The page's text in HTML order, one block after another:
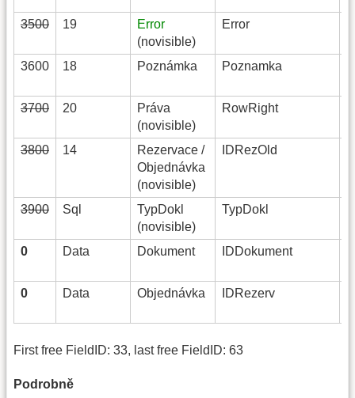
3500 19
Error
(novisible)
Error
3600 18 Poznámka Poznamka
3700 20
Práva
(novisible)
RowRight
3800 14
Rezervace /
Objednávka
(novisible)
IDRezOld
3900 Sql
TypDokl
(novisible)
TypDokl
0 Data Dokument IDDokument
0 Data Objednávka IDRezerv
First free FieldID: 33, last free FieldID: 63
Podrobně